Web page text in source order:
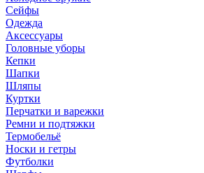
Сейфы
Одежда
Аксессуары
Головные уборы
Кепки
Шапки
Шляпы
Куртки
Перчатки и варежки
Ремни и подтяжки
Термобельё
Носки и гетры
Футболки